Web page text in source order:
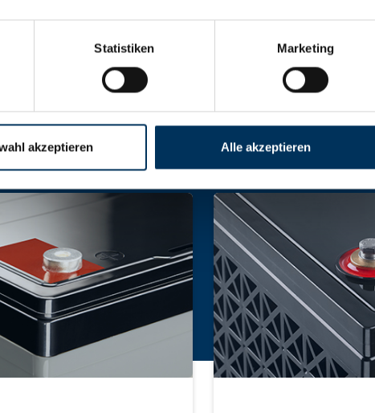
Statistiken Marketing
akzeptieren Alle akzeptieren
Akkupacks jeglicher Art, Größe und